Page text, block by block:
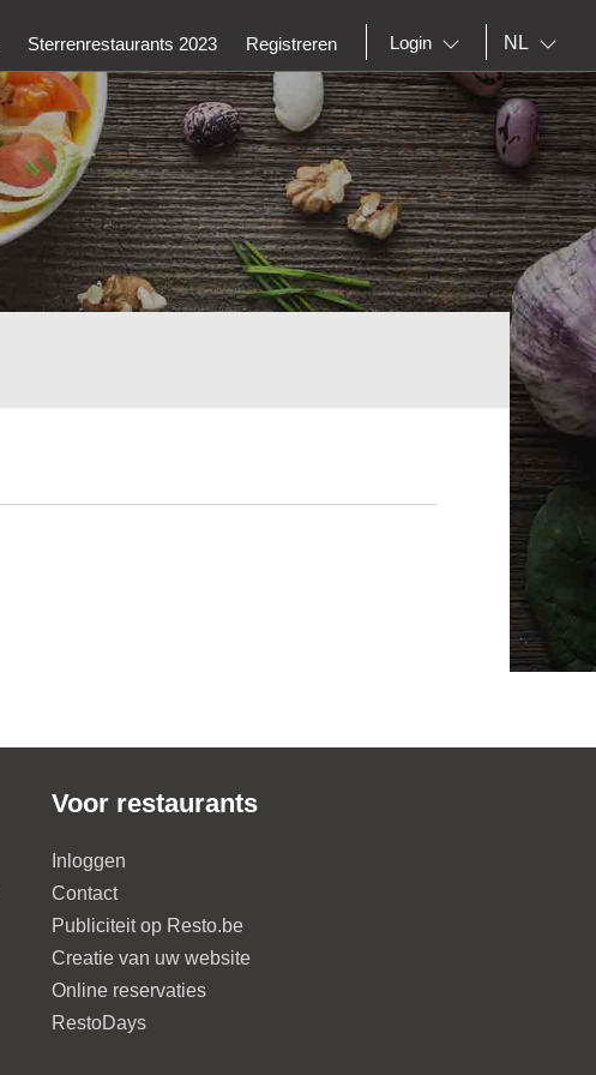
Sterrenrestaurants 2023 Registreren Login NL
Voor restaurants
Inloggen
Contact
Publiciteit op Resto.be
Creatie van uw website
Online reservaties
RestoDays